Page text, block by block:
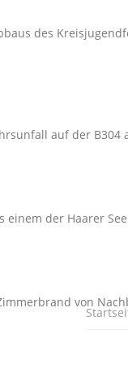
des
auf der B304
einem der Haarer
von